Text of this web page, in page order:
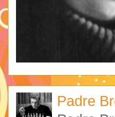
Padre